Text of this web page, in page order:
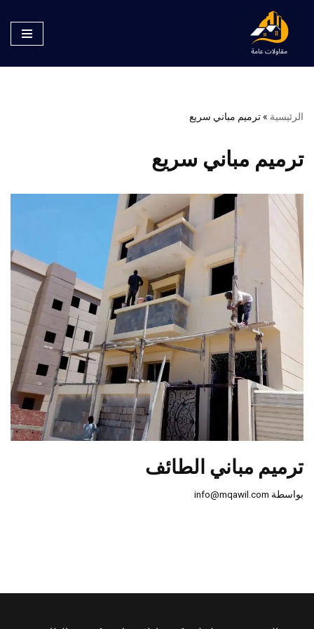
تخطى
الرئيسية »ترميم مباني سريع
ترميم مباني سريع
ترميم مباني الطائف
بواسطة info@mqawil.com